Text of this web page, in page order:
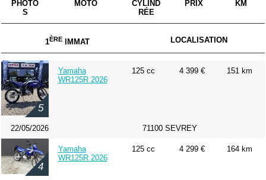
PHOTO
S
MOTO
CYLIND
RÉE
PRIX KM
1ÈREIMMAT LOCALISATION
5
Yamaha
WR125R 2026
125 cc 4 399 € 151 km
22/05/2026 71100 SEVREY
4
Yamaha
WR125R 2026
125 cc 4 299 € 164 km